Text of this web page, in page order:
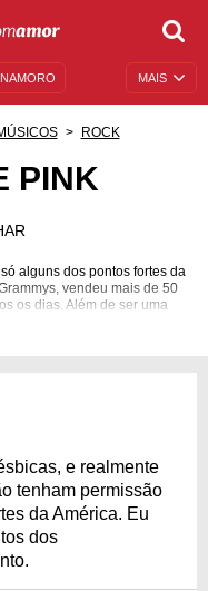
MAIS
NAMORO
ROCK
PINK
alguns dos pontos fortes da
vendeu mais de 50
os dias. Além de ser uma
respeito e força em seus
e realmente
tenham permissão
da América. Eu
dos